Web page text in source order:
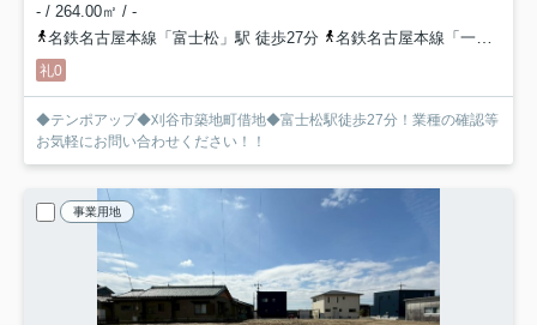
- / 264.00㎡ / -
名鉄名古屋本線「富士松」駅 徒歩27分
名鉄名古屋本線「一ツ木」駅 徒歩29分
礼0
◆テンポアップ◆刈谷市築地町借地◆富士松駅徒歩27分！業種の確認等
お気軽にお問い合わせください！！
事業用地